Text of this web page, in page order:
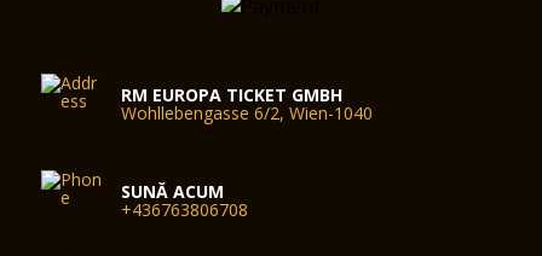
RM EUROPA TICKET GMBH
Wohllebengasse 6/2, Wien-1040
SUNĂ ACUM
+436763806708